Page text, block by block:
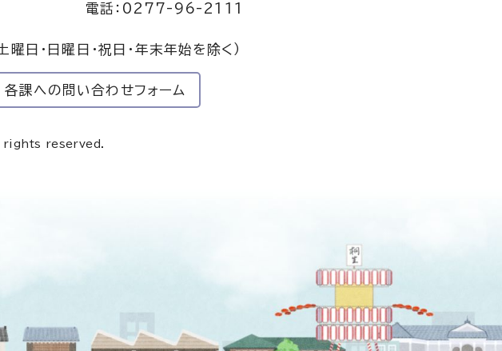
電話：0277-96-2111
土曜日・日曜日・祝日・年末年始を除く）
各課への問い合わせフォーム
reserved.